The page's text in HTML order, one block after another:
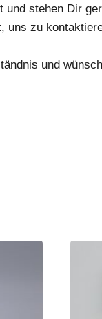
und stehen Dir
uns zu
und